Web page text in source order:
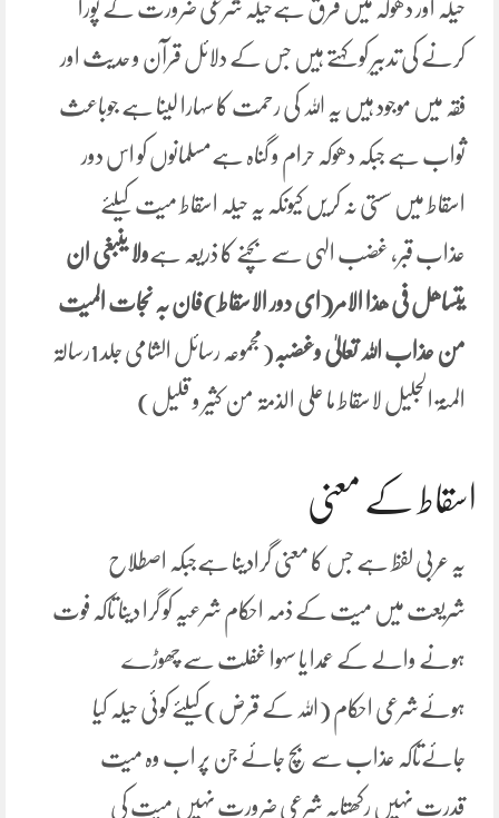
حیلہ اور دھوکہ میں فرق ہےحیلہ شرعی ضرورت کے پورا
کرنے کی تدبیر کو کہتے ہیں جس کے دلائل قرآن و حدیث اور
فقہ میں موجود ہیں یہ اللہ کی رحمت کا سہارا لینا ہے جوباعث
ثواب ہے جبکہ دھوکہ حرام و گناہ ہےمسلمانوں کو اس دور
اسقاط میں سستی نہ کریں کیونکہ یہ حیلہ اسقاط میت کیلئے
عذاب قبر، غضب الہی سے بچنے کا ذریعہ ہے ولا ینبغی ان
یتساھل فی ھذا الامر(ای دور الاسقاط)فان بہ نجات المیت
من عذاب اللہ تعالیٰ وغضبہ (مجموعہ رسائل الشامی جلد 1رسالۃ
المنۃ الجلیل لاسقاط ما علی الذمۃ من کثیر و قلیل)
اسقاط کے معنی
یہ عربی لفظ ہے جس کا معنی گرادینا ہےجبکہ اصطلاح
شریعت میں میت کے ذمہ احکام شرعیہ کو گرا دینا تاکہ فوت
ہونے والے کے عمدا یا سہوا غفلت سے چھوڑے
ہوئےشرعی احکام (اللہ کے قرض)کیلئے کوئی حیلہ کیا
جائےتاکہ عذاب سے بچ جائے جن پر اب وہ میت
قدرت نہیں رکھتایہ شرعی ضرورت نہیں میت کی